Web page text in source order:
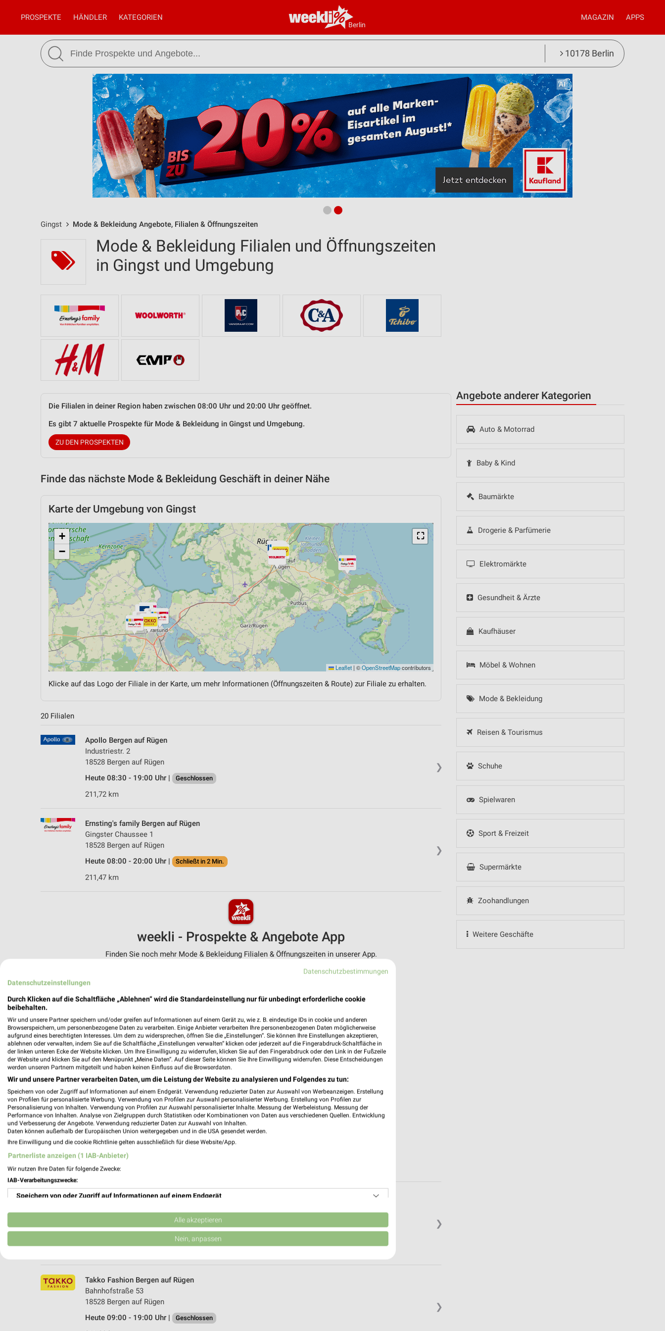
Berlin
PROSPEKTE HÄNDLER KATEGORIEN MAGAZIN APPS
10178 Berlin
Gingst Mode & Bekleidung Angebote, Filialen & Öffnungszeiten
Angebote anderer Kategorien
Auto & Motorrad
Baby & Kind
Baumärkte
Drogerie & Parfümerie
Elektromärkte
Gesundheit & Ärzte
Kaufhäuser
Möbel & Wohnen
Mode & Bekleidung
Reisen & Tourismus
Schuhe
Spielwaren
Sport & Freizeit
Supermärkte
Zoohandlungen
Weitere Geschäfte
Mode & Bekleidung Filialen und Öffnungszeiten
in Gingst und Umgebung
Die Filialen in deiner Region haben zwischen 08:00 Uhr und 20:00 Uhr geöffnet.
Es gibt 7 aktuelle Prospekte für Mode & Bekleidung in Gingst und Umgebung.
ZU DEN PROSPEKTEN
Finde das nächste Mode & Bekleidung Geschäft in deiner Nähe
Karte der Umgebung von Gingst
⛶
+
−
Leaflet | ©OpenStreetMapcontributors
Klicke auf das Logo der Filiale in der Karte, um mehr Informationen (Öffnungszeiten & Route) zur Filiale zu erhalten.
20 Filialen
❯
Apollo Bergen auf Rügen
Industriestr. 2
18528 Bergen auf Rügen
Heute 08:30 - 19:00 Uhr |
Geschlossen
211,72 km
❯
Ernsting's family Bergen auf Rügen
Gingster Chaussee 1
18528 Bergen auf Rügen
Heute 08:00 - 20:00 Uhr |
Schließt in 2 Min.
211,47 km
weekli - Prospekte & Angebote App
Finden Sie noch mehr Mode & Bekleidung Filialen & Öffnungszeiten in unserer App.
✔Push-Benachrichtigungen bei neuen Prospekten
Einkaufsliste - Einkauf stressfrei planen
Nutze weekli auch mobil – App jetzt laden oder QR-Code scannen.
❯
Woolworth Vorpommern-Rügen
Heute 09:00 - 19:00 Uhr | Geschlossen
❯
Takko Fashion Bergen auf Rügen
Bahnhofstraße 53
18528 Bergen auf Rügen
Heute 09:00 - 19:00 Uhr |
Geschlossen
Datenschutzbestimmungen
Datenschutzeinstellungen
Durch Klicken auf die Schaltfläche „Ablehnen“ wird die Standardeinstellung nur für unbedingt erforderliche cookie
beibehalten.
Wir und unsere Partner speichern und/oder greifen auf Informationen auf einem Gerät zu, wie z. B. eindeutige IDs in cookie und anderen
Browserspeichern, um personenbezogene Daten zu verarbeiten. Einige Anbieter verarbeiten Ihre personenbezogenen Daten möglicherweise
aufgrund eines berechtigten Interesses. Um dem zu widersprechen, öffnen Sie die „Einstellungen“. Sie können Ihre Einstellungen akzeptieren,
ablehnen oder verwalten, indem Sie auf die Schaltfläche „Einstellungen verwalten“ klicken oder jederzeit auf die Fingerabdruck-Schaltfläche in
der linken unteren Ecke der Website klicken. Um Ihre Einwilligung zu widerrufen, klicken Sie auf den Fingerabdruck oder den Link in der Fußzeile
der Website und klicken Sie auf den Menüpunkt „Meine Daten“. Auf dieser Seite können Sie Ihre Einwilligung widerrufen. Diese Entscheidungen
werden unseren Partnern mitgeteilt und haben keinen Einfluss auf die Browserdaten.
Wir und unsere Partner verarbeiten Daten, um die Leistung der Website zu analysieren und Folgendes zu tun:
Speichern von oder Zugriff auf Informationen auf einem Endgerät. Verwendung reduzierter Daten zur Auswahl von Werbeanzeigen. Erstellung
von Profilen für personalisierte Werbung. Verwendung von Profilen zur Auswahl personalisierter Werbung. Erstellung von Profilen zur
Personalisierung von Inhalten. Verwendung von Profilen zur Auswahl personalisierter Inhalte. Messung der Werbeleistung. Messung der
Performance von Inhalten. Analyse von Zielgruppen durch Statistiken oder Kombinationen von Daten aus verschiedenen Quellen. Entwicklung
und Verbesserung der Angebote. Verwendung reduzierter Daten zur Auswahl von Inhalten.
Daten können außerhalb der Europäischen Union weitergegeben und in die USA gesendet werden.
Ihre Einwilligung und die cookie Richtlinie gelten ausschließlich für diese Website/App.
Partnerliste anzeigen (1 IAB-Anbieter)
Wir nutzen Ihre Daten für folgende Zwecke:
IAB-Verarbeitungszwecke:
Speichern von oder Zugriff auf Informationen auf einem Endgerät
Verwendung reduzierter Daten zur Auswahl von Werbeanzeigen
Erstellung von Profilen für personalisierte Werbung
Erstellung von Profilen zur Personalisierung von Inhalten
Verwendung von Profilen zur Auswahl personalisierter Inhalte
Messung der Werbeleistung
Alle akzeptieren
Nein, anpassen